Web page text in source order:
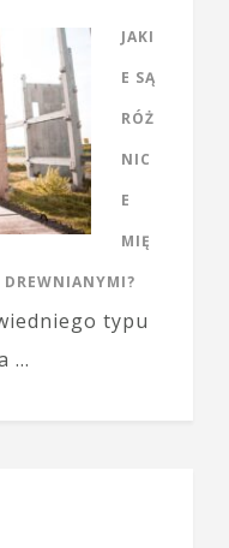
JAKI
E SĄ
RÓŻ
NIC
E
MIĘ
typu
…